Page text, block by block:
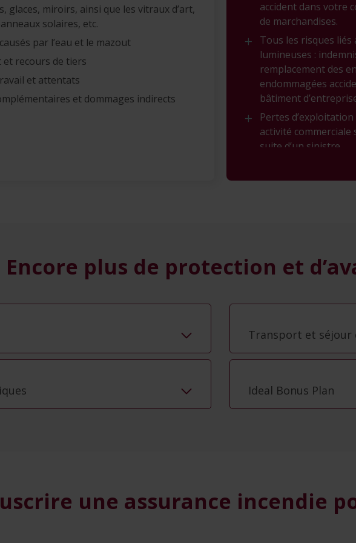
glaces, miroirs, ainsi que les vitraux d’art,
solaires, etc.
par l’eau et le mazout
et recours de tiers
et attentats
et dommages indirects
accident dans votre
de marchandises.
Tous les risques
lumineuses :
remplacement des
endommagées
bâtiment
Pertes
activité commerciale
suite d’un sinistre.
êtes poursuivi
Bris de machine :
Extension « Jardin
Encore plus de protection et
Transport et séjour
Ideal Bonus Plan
une assurance incendie